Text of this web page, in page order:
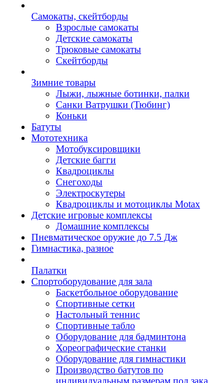
Самокаты, скейтборды
Взрослые самокаты
Детские самокаты
Трюковые самокаты
Скейтборды
Зимние товары
Лыжи, лыжные ботинки, палки
Санки Ватрушки (Тюбинг)
Коньки
Батуты
Мототехника
Мотобуксировщики
Детские багги
Квадроциклы
Снегоходы
Электроскутеры
Квадроциклы и мотоциклы Motax
Детские игровые комплексы
Домашние комплексы
Пневматическое оружие до 7.5 Дж
Гимнастика, разное
Палатки
Спортоборудование для зала
Баскетбольное оборудование
Спортивные сетки
Настольный теннис
Спортивные табло
Оборудование для бадминтона
Хореографические станки
Оборудование для гимнастики
Производство батутов по
индивидуальным размерам под